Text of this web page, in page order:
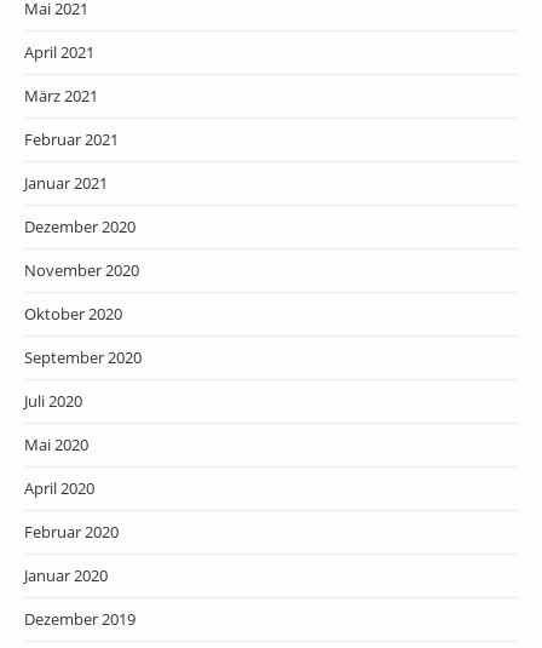
Mai 2021
April 2021
März 2021
Februar 2021
Januar 2021
Dezember 2020
November 2020
Oktober 2020
September 2020
Juli 2020
Mai 2020
April 2020
Februar 2020
Januar 2020
Dezember 2019